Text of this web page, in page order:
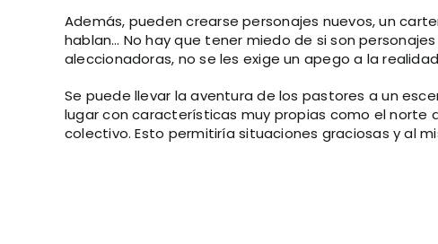
Además, pueden crearse personajes nuevos, un
hablan… No hay que tener miedo de si son
aleccionadoras, no se les exige un apego a la
Se puede llevar la aventura de los pastores a un
lugar con características muy propias como el norte
colectivo. Esto permitiría situaciones graciosas y al